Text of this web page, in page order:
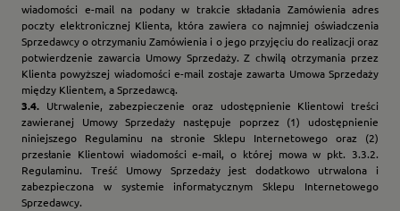
wiadomości e-mail na podany w trakcie składania Zamówienia adres
poczty elektronicznej Klienta, która zawiera co najmniej oświadczenia
Sprzedawcy o otrzymaniu Zamówienia i o jego przyjęciu do realizacji oraz
potwierdzenie zawarcia Umowy Sprzedaży. Z chwilą otrzymania przez
Klienta powyższej wiadomości e-mail zostaje zawarta Umowa Sprzedaży
między Klientem, a Sprzedawcą.
3.4. Utrwalenie, zabezpieczenie oraz udostępnienie Klientowi treści
zawieranej Umowy Sprzedaży następuje poprzez (1) udostępnienie
niniejszego Regulaminu na stronie Sklepu Internetowego oraz (2)
przesłanie Klientowi wiadomości e-mail, o której mowa w pkt. 3.3.2.
Regulaminu. Treść Umowy Sprzedaży jest dodatkowo utrwalona i
zabezpieczona w systemie informatycznym Sklepu Internetowego
Sprzedawcy.